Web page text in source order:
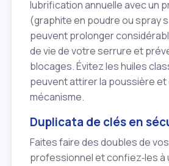
lubrification annuelle avec un
(graphite en poudre ou spray
peuvent prolonger
de vie de votre serrure et
blocages. Évitez les huiles
peuvent attirer la poussière
mécanisme.
Duplicata de clés en
Faites faire des doubles de
professionnel et confiez‑les à